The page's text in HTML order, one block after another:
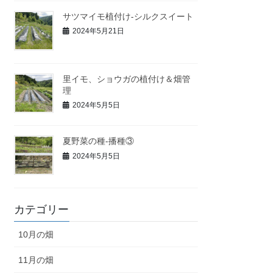
サツマイモ植付け-シルクスイート
2024年5月21日
里イモ、ショウガの植付け＆畑管
理
2024年5月5日
夏野菜の種‐播種③
2024年5月5日
カテゴリー
10月の畑
11月の畑